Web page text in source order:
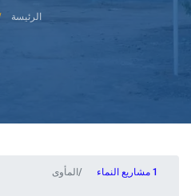
الرئيسة
مشاريع النماء المأوى